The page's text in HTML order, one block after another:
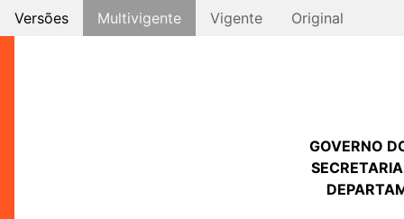
Versões Multivigente Vigente Original
GOVERNO